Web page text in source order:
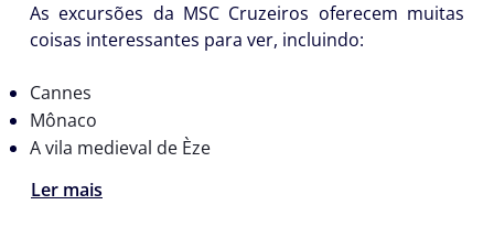
As excursões da MSC Cruzeiros oferecem muitas
coisas interessantes para ver, incluindo:
Cannes
Mônaco
A vila medieval de Èze
Ler mais